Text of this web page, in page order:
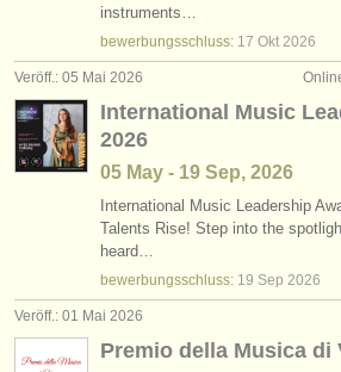
instruments…
bewerbungsschluss: 17 Okt 2026
Veröff.: 05 Mai 2026
International Music
2026
05 May - 19 Sep, 2026
International Music Leadership
Talents Rise! Step into the
heard…
bewerbungsschluss: 19 Sep 2026
Veröff.: 01 Mai 2026
Premio della Musica di